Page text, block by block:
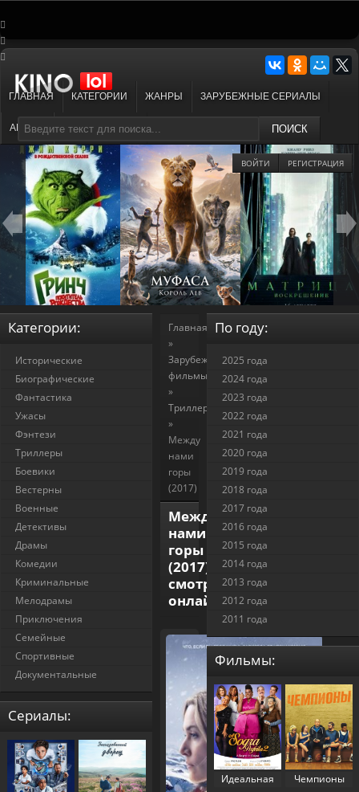
ПОИСК
ВОЙТИ РЕГИСТРАЦИЯ
ГЛАВНАЯ КАТЕГОРИИ ЖАНРЫ ЗАРУБЕЖНЫЕ СЕРИАЛЫ
АНИМЕ МУЛЬТФИЛЬМЫ
Главная
»
Зарубежные
фильмы
»
Триллеры
»
Между
нами
горы
(2017)
Между
нами
горы
(2017)
смотреть
онлайн
Категории:
Исторические
Биографические
Фантастика
Ужасы
Фэнтези
Триллеры
Боевики
Вестерны
Военные
Детективы
Драмы
Комедии
Криминальные
Мелодрамы
Приключения
Семейные
Спортивные
Документальные
Cериалы:
По году:
2025 года
2024 года
2023 года
2022 года
2021 года
2020 года
2019 года
2018 года
2017 года
2016 года
2015 года
2014 года
2013 года
2012 года
2011 года
Фильмы:
Идеальная
Чемпионы